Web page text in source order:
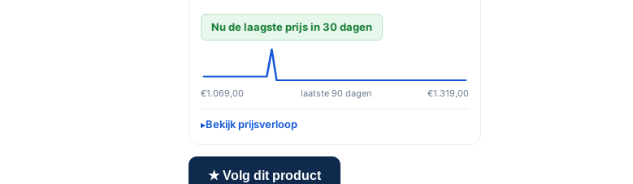
Nu de laagste prijs in 30 dagen
€1.069,00 laatste 90 dagen €1.319,00
Bekijk prijsverloop
★ Volg dit product